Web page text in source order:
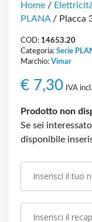
Home /
PLANA/ Placca
COD: 14653.20
Categoria: Serie
Marchio: Vimar
€ 7,30 IVA incl.
Prodotto non
Se sei
disponibile